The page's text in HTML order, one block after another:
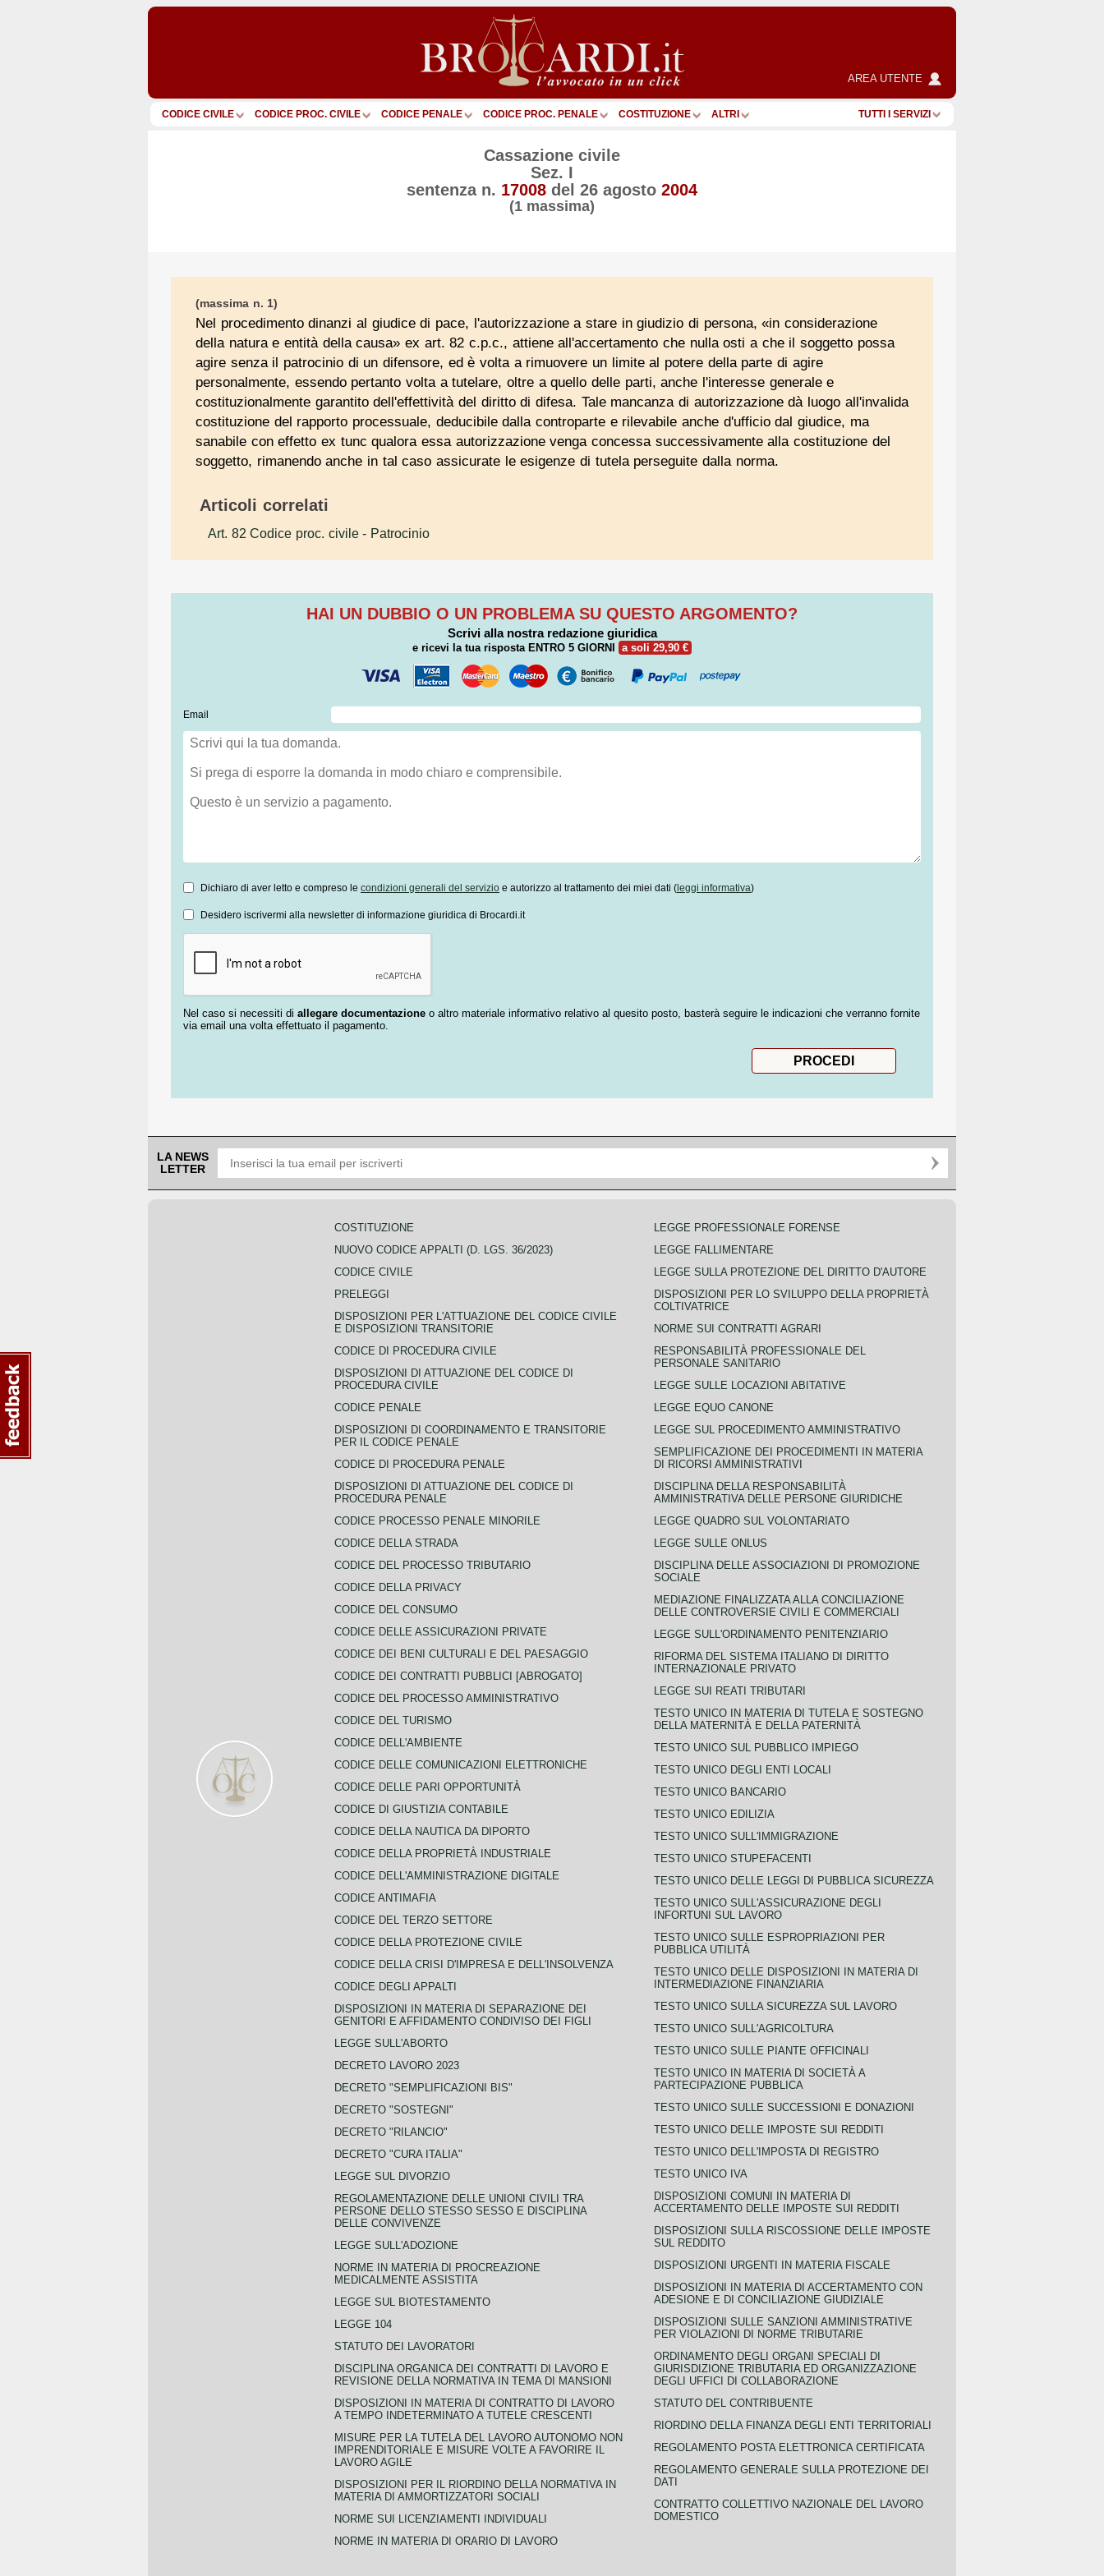
AREA UTENTE
CODICE CIVILE CODICE PROC. CIVILE CODICE PENALE CODICE PROC. PENALE COSTITUZIONE ALTRI TUTTI I SERVIZI
Cassazione civile
Sez. I
sentenza n. 17008 del 26 agosto 2004
(1 massima)
(massima n. 1)
Nel procedimento dinanzi al giudice di pace, l'autorizzazione a stare in giudizio di persona, «in considerazione
della natura e entità della causa» ex art. 82 c.p.c., attiene all'accertamento che nulla osti a che il soggetto possa
agire senza il patrocinio di un difensore, ed è volta a rimuovere un limite al potere della parte di agire
personalmente, essendo pertanto volta a tutelare, oltre a quello delle parti, anche l'interesse generale e
costituzionalmente garantito dell'effettività del diritto di difesa. Tale mancanza di autorizzazione dà luogo all'invalida
costituzione del rapporto processuale, deducibile dalla controparte e rilevabile anche d'ufficio dal giudice, ma
sanabile con effetto ex tunc qualora essa autorizzazione venga concessa successivamente alla costituzione del
soggetto, rimanendo anche in tal caso assicurate le esigenze di tutela perseguite dalla norma.
Articoli correlati
Art. 82 Codice proc. civile- Patrocinio
HAI UN DUBBIO O UN PROBLEMA SU QUESTO ARGOMENTO?
Scrivi alla nostra redazione giuridica
e ricevi la tua risposta ENTRO 5 GIORNI a soli 29,90 €
Email
Dichiaro di aver letto e compreso le condizioni generali del servizio e autorizzo al trattamento dei miei dati ( leggi informativa)
Desidero iscrivermi alla newsletter di informazione giuridica di Brocardi.it
Nel caso si necessiti di allegare documentazione o altro materiale informativo relativo al quesito posto, basterà seguire le indicazioni che verranno fornite
via email una volta effettuato il pagamento.
LA NEWS
LETTER
COSTITUZIONE
NUOVO CODICE APPALTI (D. LGS. 36/2023)
CODICE CIVILE
PRELEGGI
DISPOSIZIONI PER L'ATTUAZIONE DEL CODICE CIVILE
E DISPOSIZIONI TRANSITORIE
CODICE DI PROCEDURA CIVILE
DISPOSIZIONI DI ATTUAZIONE DEL CODICE DI
PROCEDURA CIVILE
CODICE PENALE
DISPOSIZIONI DI COORDINAMENTO E TRANSITORIE
PER IL CODICE PENALE
CODICE DI PROCEDURA PENALE
DISPOSIZIONI DI ATTUAZIONE DEL CODICE DI
PROCEDURA PENALE
CODICE PROCESSO PENALE MINORILE
CODICE DELLA STRADA
CODICE DEL PROCESSO TRIBUTARIO
CODICE DELLA PRIVACY
CODICE DEL CONSUMO
CODICE DELLE ASSICURAZIONI PRIVATE
CODICE DEI BENI CULTURALI E DEL PAESAGGIO
CODICE DEI CONTRATTI PUBBLICI [ABROGATO]
CODICE DEL PROCESSO AMMINISTRATIVO
CODICE DEL TURISMO
CODICE DELL'AMBIENTE
CODICE DELLE COMUNICAZIONI ELETTRONICHE
CODICE DELLE PARI OPPORTUNITÀ
CODICE DI GIUSTIZIA CONTABILE
CODICE DELLA NAUTICA DA DIPORTO
CODICE DELLA PROPRIETÀ INDUSTRIALE
CODICE DELL'AMMINISTRAZIONE DIGITALE
CODICE ANTIMAFIA
CODICE DEL TERZO SETTORE
CODICE DELLA PROTEZIONE CIVILE
CODICE DELLA CRISI D'IMPRESA E DELL'INSOLVENZA
CODICE DEGLI APPALTI
DISPOSIZIONI IN MATERIA DI SEPARAZIONE DEI
GENITORI E AFFIDAMENTO CONDIVISO DEI FIGLI
LEGGE SULL'ABORTO
DECRETO LAVORO 2023
DECRETO "SEMPLIFICAZIONI BIS"
DECRETO "SOSTEGNI"
DECRETO "RILANCIO"
DECRETO "CURA ITALIA"
LEGGE SUL DIVORZIO
REGOLAMENTAZIONE DELLE UNIONI CIVILI TRA
PERSONE DELLO STESSO SESSO E DISCIPLINA
DELLE CONVIVENZE
LEGGE SULL'ADOZIONE
NORME IN MATERIA DI PROCREAZIONE
MEDICALMENTE ASSISTITA
LEGGE SUL BIOTESTAMENTO
LEGGE 104
STATUTO DEI LAVORATORI
DISCIPLINA ORGANICA DEI CONTRATTI DI LAVORO E
REVISIONE DELLA NORMATIVA IN TEMA DI MANSIONI
DISPOSIZIONI IN MATERIA DI CONTRATTO DI LAVORO
A TEMPO INDETERMINATO A TUTELE CRESCENTI
MISURE PER LA TUTELA DEL LAVORO AUTONOMO NON
IMPRENDITORIALE E MISURE VOLTE A FAVORIRE IL
LAVORO AGILE
DISPOSIZIONI PER IL RIORDINO DELLA NORMATIVA IN
MATERIA DI AMMORTIZZATORI SOCIALI
NORME SUI LICENZIAMENTI INDIVIDUALI
NORME IN MATERIA DI ORARIO DI LAVORO
LEGGE PROFESSIONALE FORENSE
LEGGE FALLIMENTARE
LEGGE SULLA PROTEZIONE DEL DIRITTO D'AUTORE
DISPOSIZIONI PER LO SVILUPPO DELLA PROPRIETÀ
COLTIVATRICE
NORME SUI CONTRATTI AGRARI
RESPONSABILITÀ PROFESSIONALE DEL
PERSONALE SANITARIO
LEGGE SULLE LOCAZIONI ABITATIVE
LEGGE EQUO CANONE
LEGGE SUL PROCEDIMENTO AMMINISTRATIVO
SEMPLIFICAZIONE DEI PROCEDIMENTI IN MATERIA
DI RICORSI AMMINISTRATIVI
DISCIPLINA DELLA RESPONSABILITÀ
AMMINISTRATIVA DELLE PERSONE GIURIDICHE
LEGGE QUADRO SUL VOLONTARIATO
LEGGE SULLE ONLUS
DISCIPLINA DELLE ASSOCIAZIONI DI PROMOZIONE
SOCIALE
MEDIAZIONE FINALIZZATA ALLA CONCILIAZIONE
DELLE CONTROVERSIE CIVILI E COMMERCIALI
LEGGE SULL'ORDINAMENTO PENITENZIARIO
RIFORMA DEL SISTEMA ITALIANO DI DIRITTO
INTERNAZIONALE PRIVATO
LEGGE SUI REATI TRIBUTARI
TESTO UNICO IN MATERIA DI TUTELA E SOSTEGNO
DELLA MATERNITÀ E DELLA PATERNITÀ
TESTO UNICO SUL PUBBLICO IMPIEGO
TESTO UNICO DEGLI ENTI LOCALI
TESTO UNICO BANCARIO
TESTO UNICO EDILIZIA
TESTO UNICO SULL'IMMIGRAZIONE
TESTO UNICO STUPEFACENTI
TESTO UNICO DELLE LEGGI DI PUBBLICA SICUREZZA
TESTO UNICO SULL'ASSICURAZIONE DEGLI
INFORTUNI SUL LAVORO
TESTO UNICO SULLE ESPROPRIAZIONI PER
PUBBLICA UTILITÀ
TESTO UNICO DELLE DISPOSIZIONI IN MATERIA DI
INTERMEDIAZIONE FINANZIARIA
TESTO UNICO SULLA SICUREZZA SUL LAVORO
TESTO UNICO SULL'AGRICOLTURA
TESTO UNICO SULLE PIANTE OFFICINALI
TESTO UNICO IN MATERIA DI SOCIETÀ A
PARTECIPAZIONE PUBBLICA
TESTO UNICO SULLE SUCCESSIONI E DONAZIONI
TESTO UNICO DELLE IMPOSTE SUI REDDITI
TESTO UNICO DELL'IMPOSTA DI REGISTRO
TESTO UNICO IVA
DISPOSIZIONI COMUNI IN MATERIA DI
ACCERTAMENTO DELLE IMPOSTE SUI REDDITI
DISPOSIZIONI SULLA RISCOSSIONE DELLE IMPOSTE
SUL REDDITO
DISPOSIZIONI URGENTI IN MATERIA FISCALE
DISPOSIZIONI IN MATERIA DI ACCERTAMENTO CON
ADESIONE E DI CONCILIAZIONE GIUDIZIALE
DISPOSIZIONI SULLE SANZIONI AMMINISTRATIVE
PER VIOLAZIONI DI NORME TRIBUTARIE
ORDINAMENTO DEGLI ORGANI SPECIALI DI
GIURISDIZIONE TRIBUTARIA ED ORGANIZZAZIONE
DEGLI UFFICI DI COLLABORAZIONE
STATUTO DEL CONTRIBUENTE
RIORDINO DELLA FINANZA DEGLI ENTI TERRITORIALI
REGOLAMENTO POSTA ELETTRONICA CERTIFICATA
REGOLAMENTO GENERALE SULLA PROTEZIONE DEI
DATI
CONTRATTO COLLETTIVO NAZIONALE DEL LAVORO
DOMESTICO